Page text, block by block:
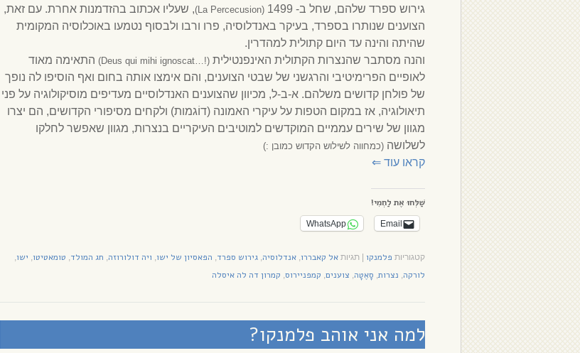
גירוש ספרד שלהם, שחל ב- 1499
(La Percecusion)
, שעליו אכתוב בהזדמנות אחרת. עם זאת,
הצוענים שנותרו בספרד, בעיקר באנדלוסיה, פרו ורבו ולבסוף נטמעו באוכלוסיה המקומית
שהיתה והינה עד היום קתולית למהדרין.
והנה מסתבר שהנצרות הקתולית האינפנטילית (!…Deus qui mihi ignoscat)
התאימה מאוד
לאופיים הפרימיטיבי והרגשני של שבטי הצוענים, והם אימצו אותה בחום ואף הוסיפו לה נופך
של פולחן קדושים משלהם. א-ב-ל, מכיוון שהצוענים האנדלוסיים מעדיפים מוסיקולוגיה על פני
תיאולוגיה, אז במקום הטפות על עיקרי האמונה (דוֹגמות) ולקחים מסיפורי הקדושים, הם יצרו
מגוון של שירים עממיים המוקדשים למוטיבים העיקריים בנצרות, מגוון שאפשר לחלקו
לשלושה (כמחווה לשילוש הקדוש כמובן :)
קראו עוד ⇐
שַׁלְּחוּ אֶת לַחְמִי!
Email
WhatsApp
קטגוריות פלמנקו תגיות אל קאבררו, אנדלוסיה, גירוש ספרד, הפאסיון של ישו, ויה דולורוזה, חג המולד, טומאטיטו, ישו,
לורקה, נצרות, סָאֶטָה, צוענים, קמפניירוס, קמרון דה לה איסלה
למה אני אוהב פלמנקו?